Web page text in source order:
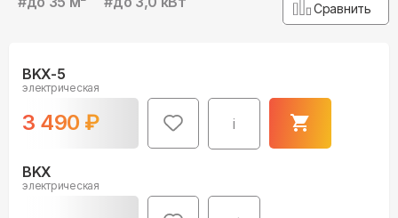
Сравнить
BKX-5
электрическая
3 490 ₽ i
BKX
электрическая